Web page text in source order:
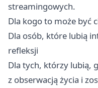
streamingowych.
Dla kogo to może być
Dla osób, które lubią
refleksji
Dla tych, którzy lubią,
z obserwacją życia i